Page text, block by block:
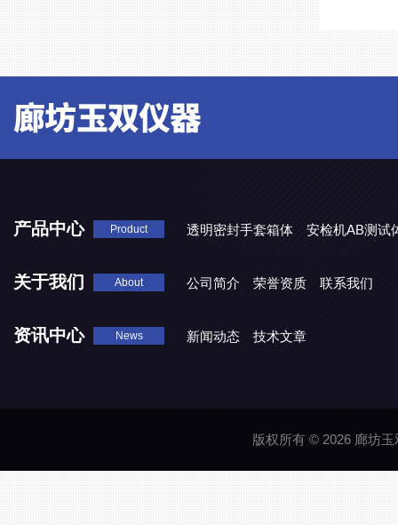
产品中心 Product 透明密封手套箱体 安检机AB测试
关于我们 About 公司简介 荣誉资质 联系我们
资讯中心 News 新闻动态 技术文章
版权所有 © 2026 廊坊